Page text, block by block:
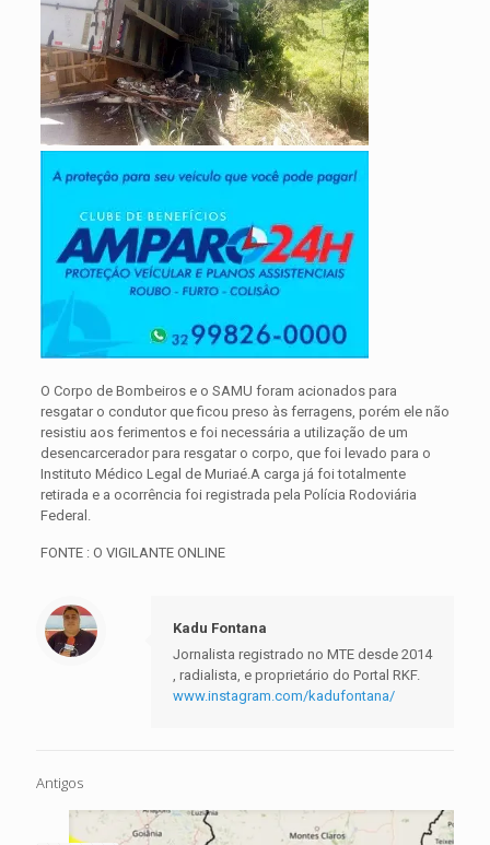
O Corpo de Bombeiros e o SAMU foram acionados para
resgatar o condutor que ficou preso às ferragens, porém ele não
resistiu aos ferimentos e foi necessária a utilização de um
desencarcerador para resgatar o corpo, que foi levado para o
Instituto Médico Legal de Muriaé.A carga já foi totalmente
retirada e a ocorrência foi registrada pela Polícia Rodoviária
Federal.
FONTE : O VIGILANTE ONLINE
Kadu Fontana
Jornalista registrado no MTE desde 2014
, radialista, e proprietário do Portal RKF.
www.instagram.com/kadufontana/
Antigos